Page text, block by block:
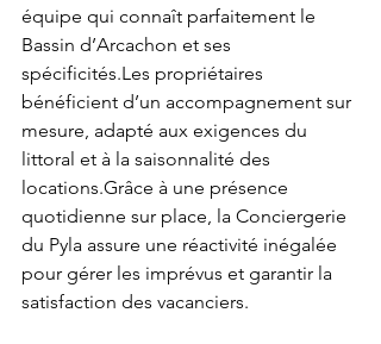
équipe qui connaît parfaitement le
Bassin d’Arcachon et ses
spécificités.Les propriétaires
bénéficient d’un accompagnement sur
mesure, adapté aux exigences du
littoral et à la saisonnalité des
locations.Grâce à une présence
quotidienne sur place, la Conciergerie
du Pyla assure une réactivité inégalée
pour gérer les imprévus et garantir la
satisfaction des vacanciers.